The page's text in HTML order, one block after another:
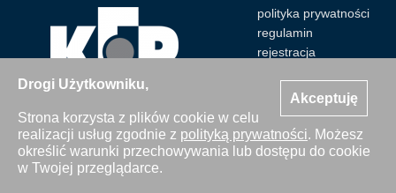
Akceptuję
Drogi Użytkowniku,
Strona korzysta z plików cookie w celu
realizacji usług zgodnie z polityką prywatności. Możesz
określić warunki przechowywania lub dostępu do cookie
w Twojej przeglądarce.
polityka prywatności
regulamin
rejestracja
Wszystkie zdjęcia Agencji Kosycarz Foto Press/KFP są
chronione prawem autorskim. Publikacja i kopiowanie bez
zgody Agencji zabronione. Copyright © 2000-2026 KFP